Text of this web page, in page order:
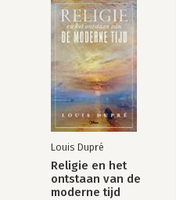
Louis Dupré
Religie en het
ontstaan van de
moderne tijd